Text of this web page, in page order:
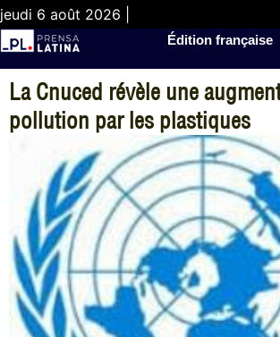
jeudi 6 août 2026 |
Édition française
La Cnuced révèle une
pollution par les plastiques